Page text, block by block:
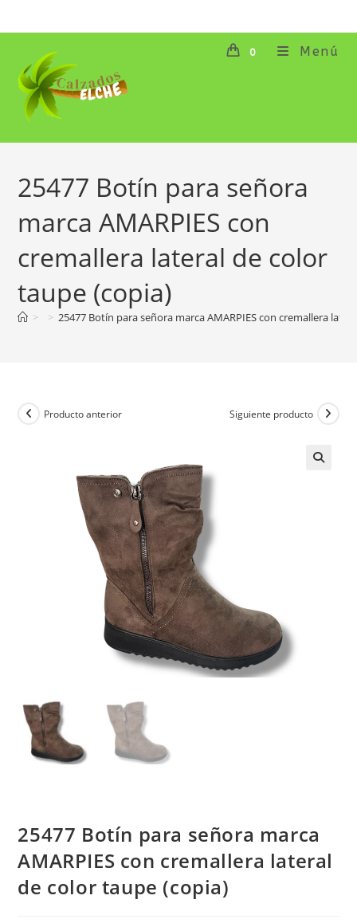
al
contenido
0 Menú
25477 Botín para señora
marca AMARPIES con
cremallera lateral de color
taupe (copia)
> > 25477 Botín para señora marca AMARPIES con cremallera
Producto anterior Siguiente producto
25477 Botín para señora marca
AMARPIES con cremallera lateral
de color taupe (copia)